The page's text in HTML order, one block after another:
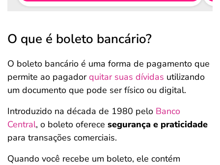
O que é boleto bancário?
O boleto bancário é uma forma de pagamento que
permite ao pagadorquitar suas dívidas utilizando
um documento que pode ser físico ou digital.
Introduzido na década de 1980 pelo Banco
Central, o boleto oferece segurança e praticidade
para transações comerciais.
Quando você recebe um boleto, ele contém